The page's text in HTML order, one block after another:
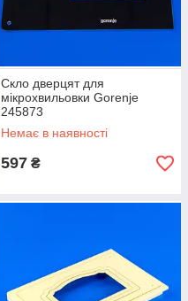
Скло дверцят для
мікрохвильовки Gorenje
245873
Немає в наявності
597 ₴